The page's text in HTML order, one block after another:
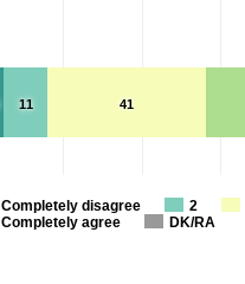
41
11
Completely disagree 2
Completely agree
DK/RA